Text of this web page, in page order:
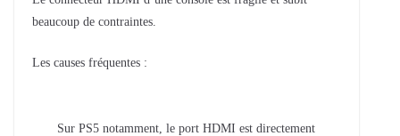
beaucoup de contraintes.
Les causes fréquentes :
Sur PS5 notamment, le port HDMI est directement